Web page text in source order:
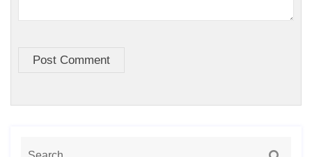
Post Comment